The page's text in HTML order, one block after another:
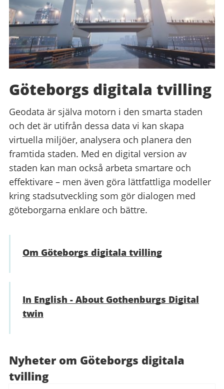
Göteborgs digitala tvilling
Geodata är själva motorn i den smarta staden
och det är utifrån dessa data vi kan skapa
virtuella miljöer, analysera och planera den
framtida staden. Med en digital version av
staden kan man också arbeta smartare och
effektivare – men även göra lättfattliga modeller
kring stadsutveckling som gör dialogen med
göteborgarna enklare och bättre.
Om Göteborgs digitala tvilling
In English - About Gothenburgs Digital
twin
Nyheter om Göteborgs digitala
tvilling